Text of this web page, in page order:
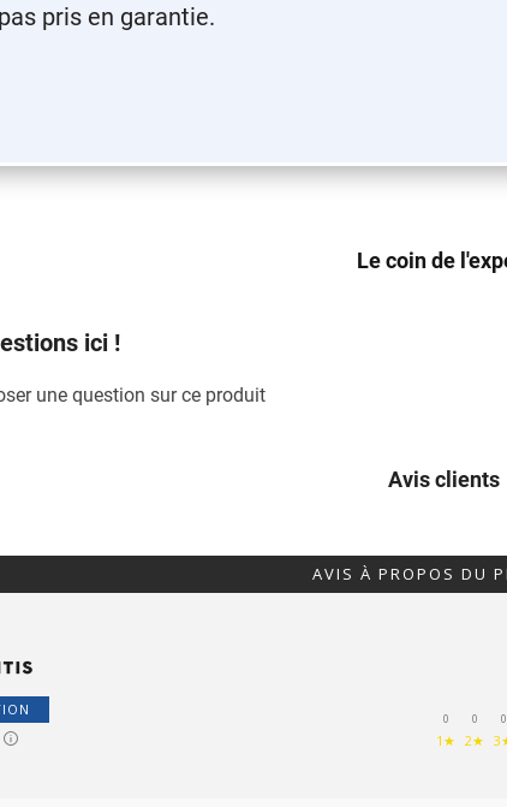
pris en garantie.
Le coin de
ici !
une question sur ce produit
Avis clients
AVIS À PROPOS DU
0
1★
0
2★
0